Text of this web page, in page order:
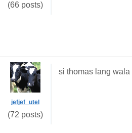
(66 posts)
jefjef_utel
(72 posts)
si thomas lang